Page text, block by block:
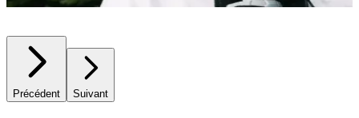
Précédent Suivant